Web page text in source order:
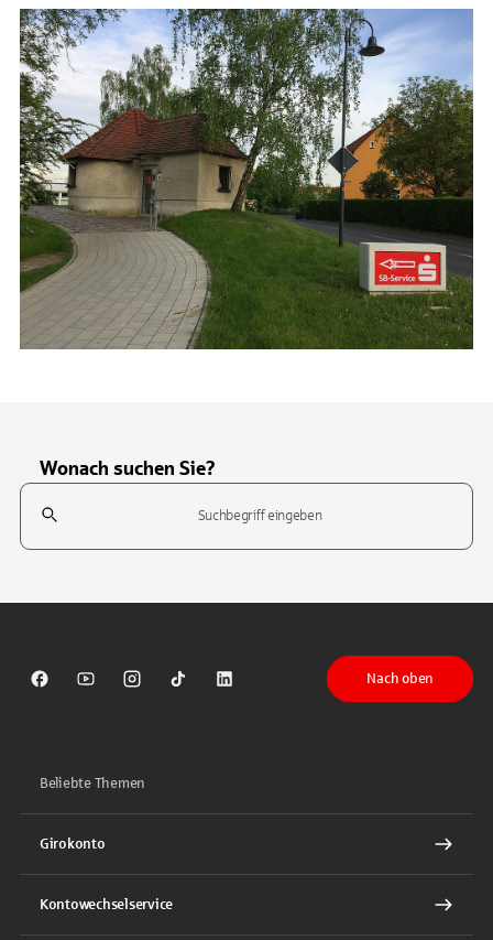
Wonach suchen Sie?
Suchfeld
Sparkasse auf Facebook
Sparkasse auf Youtube
Sparkasse auf Instagram
Sparkasse auf TikTok
Sparkasse auf LinkedIn
Nach oben
Beliebte Themen
Girokonto
Kontowechselservice